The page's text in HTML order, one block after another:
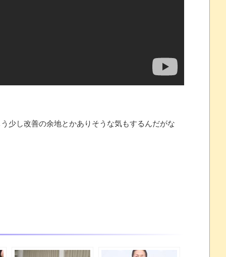
かったJリーグ…ならば自分たちで紹介だ！
・・・・・・
まったのか
少し改善の余地とかありそうな気もするんだがな